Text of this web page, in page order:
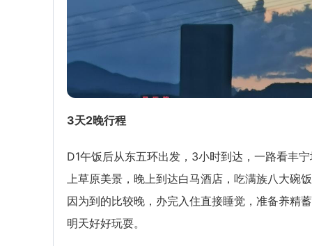
3天2晚行程
D1午饭后从东五环出发，3小时到达，一路看丰
上草原美景，晚上到达白马酒店，吃满族八大碗
因为到的比较晚，办完入住直接睡觉，准备养精
明天好好玩耍。